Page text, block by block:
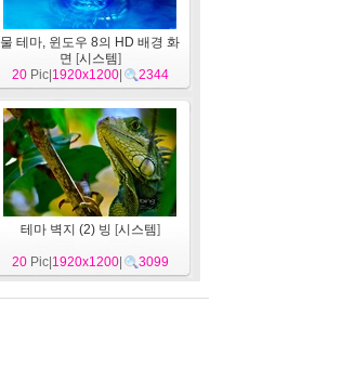
물 테마, 윈도우 8의 HD 배경 화
면 [시스템]
20Pic| 1920x1200| 2344
테마 벽지 (2) 빙 [시스템]
20Pic| 1920x1200| 3099